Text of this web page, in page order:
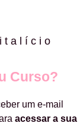
Curso?
um e-mail
acessar a sua